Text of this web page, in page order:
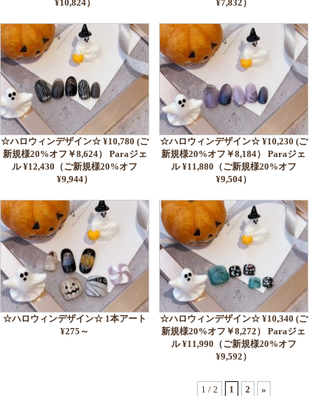
¥10,824）
¥7,832）
☆ハロウィンデザイン☆ ¥10,780 (ご
新規様20%オフ￥8,624） Paraジェ
ル ¥12,430（ご新規様20%オフ
¥9,944）
☆ハロウィンデザイン☆ ¥10,230 (ご
新規様20%オフ￥8,184） Paraジェ
ル ¥11,880（ご新規様20%オフ
¥9,504）
☆ハロウィンデザイン☆ 1本アート
¥275～
☆ハロウィンデザイン☆ ¥10,340 (ご
新規様20%オフ￥8,272） Paraジェ
ル ¥11,990（ご新規様20%オフ
¥9,592）
1 / 2 1 2 »